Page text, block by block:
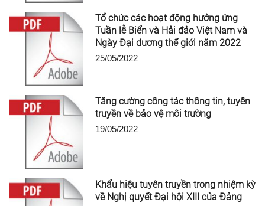
Tổ chức các hoạt động hưởng ứng
Tuần lễ Biển và Hải đảo Việt Nam và
Ngày Đại dương thế giới năm 2022
25/05/2022
Tăng cường công tác thông tin, tuyên
truyền về bảo vệ môi trường
19/05/2022
Khẩu hiệu tuyên truyền trong nhiệm kỳ
về Nghị quyết Đại hội XIII của Đảng